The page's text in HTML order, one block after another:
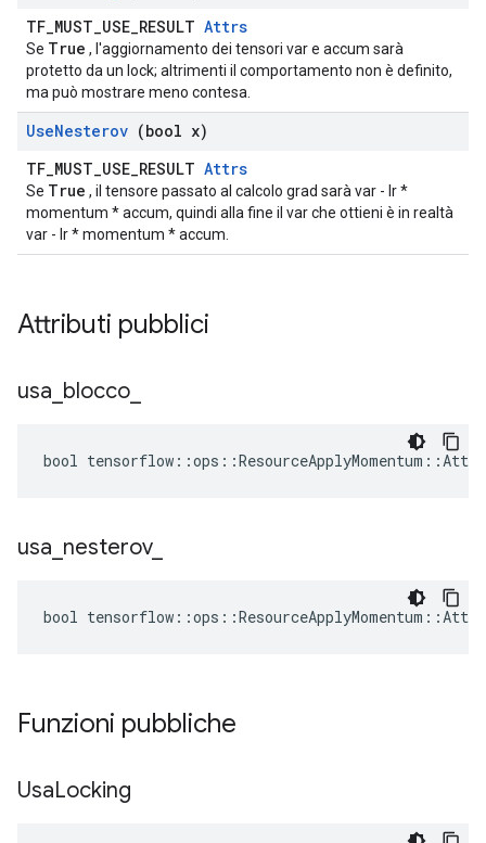
TF_MUST_USE_RESULT Attrs
Se True , l'aggiornamento dei tensori var e accum sarà
protetto da un lock; altrimenti il ​​comportamento non è definito,
ma può mostrare meno contesa.
UseNesterov (bool x)
TF_MUST_USE_RESULT Attrs
Se True , il tensore passato al calcolo grad sarà var - lr *
momentum * accum, quindi alla fine il var che ottieni è in realtà
var - lr * momentum * accum.
Attributi pubblici
usa blocco
bool
usa nesterov_
bool
Funzioni pubbliche
UsaLocking